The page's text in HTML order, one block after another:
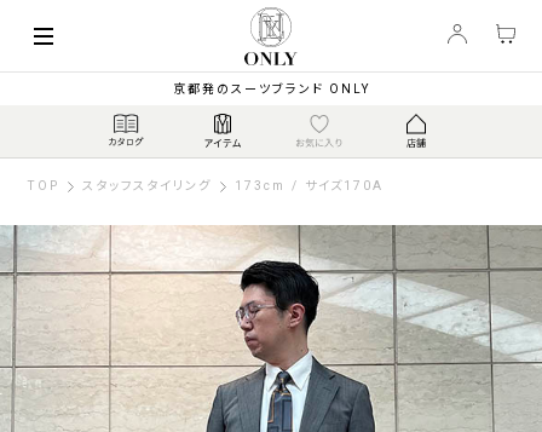
京都発のスーツブランド ONLY
TOP スタッフスタイリング 173cm / サイズ170A